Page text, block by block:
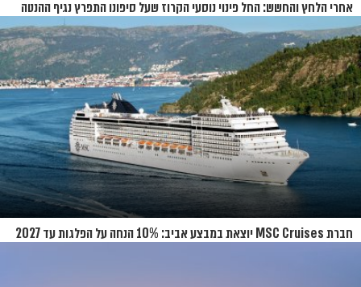
אחרי הלחץ והחשש: החל פינוי נוסעי הקרוז שעל סיפונו התפרץ נגיף ההנטה
חברת MSC Cruises יוצאת במבצע אביב: 10% הנחה על הפלגות עד 2027